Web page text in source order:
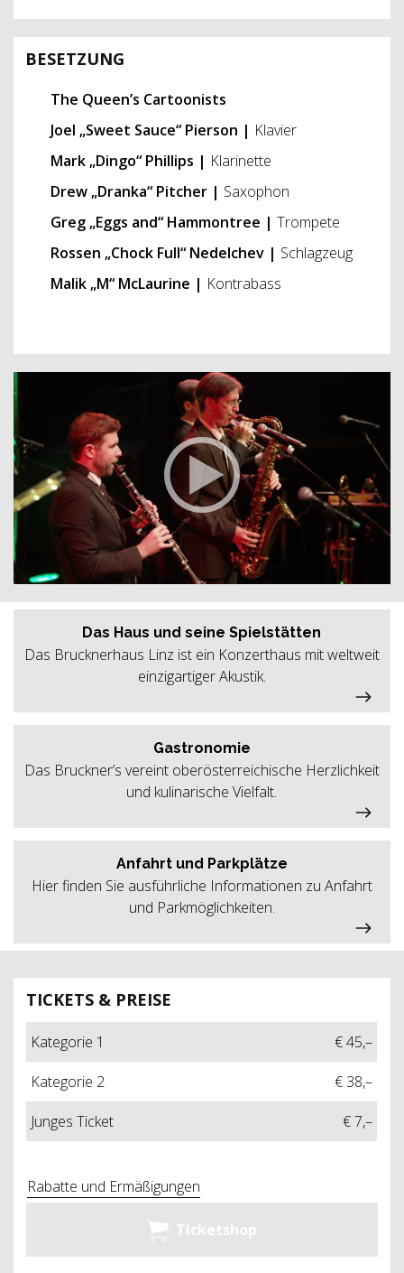
BESETZUNG
The Queen’s Cartoonists
Joel „Sweet Sauce“ Pierson | Klavier
Mark „Dingo“ Phillips | Klarinette
Drew „Dranka“ Pitcher | Saxophon
Greg „Eggs and“ Hammontree | Trompete
Rossen „Chock Full“ Nedelchev | Schlagzeug
Malik „M“ McLaurine | Kontrabass
TICKETS & PREISE
Kategorie 1
€ 45,–
Kategorie 2
€ 38,–
Junges Ticket
€ 7,–
Rabatte und Ermäßigungen
Ticketshop
Das Haus und seine Spielstätten
Das Brucknerhaus Linz ist ein Konzerthaus mit weltweit
einzigartiger Akustik.
Gastronomie
Das Bruckner’s vereint oberösterreichische Herzlichkeit
und kulinarische Vielfalt.
Anfahrt und Parkplätze
Hier finden Sie ausführliche Informationen zu Anfahrt
und Parkmöglichkeiten.